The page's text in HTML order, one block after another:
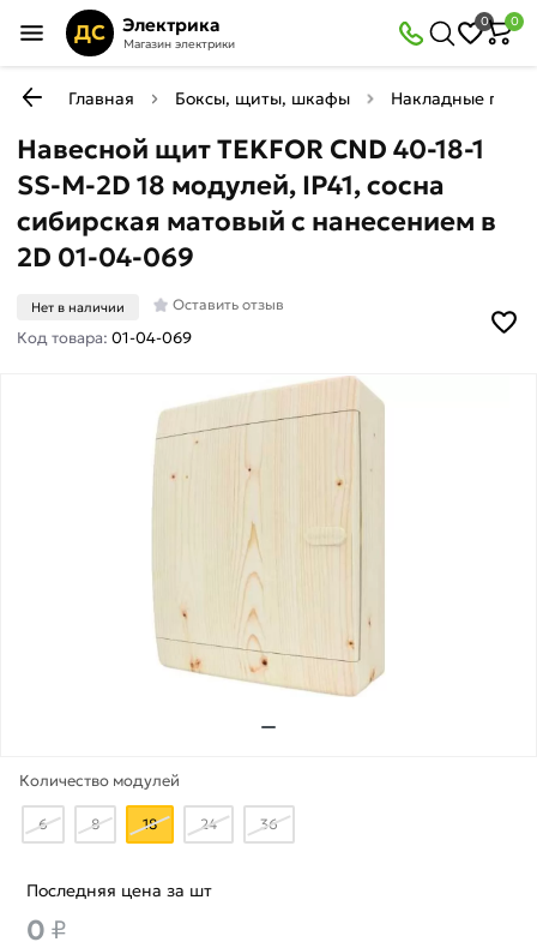
ДС Электрика
Магазин электрики
0 0
Главная Боксы, щиты, шкафы Накладные
Навесной щит TEKFOR CND 40-18-1
SS-M-2D 18 модулей, IP41, сосна
сибирская матовый с нанесением в
2D 01-04-069
Нет в наличии Оставить отзыв
Код товара:01-04-069
Количество модулей
6 8 18 24 36
Последняя цена за шт
0 ₽